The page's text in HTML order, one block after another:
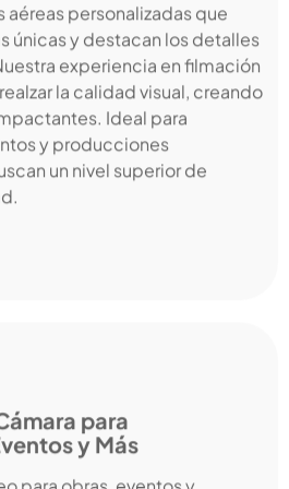
personalizadas que
únicas y destacan los detalles
experiencia en filmación
la calidad visual, creando
Ideal para
y producciones
un nivel superior de
para
y Más